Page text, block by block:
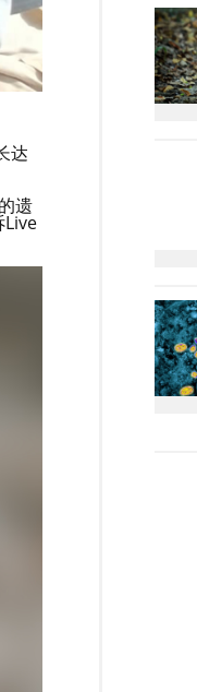
达
遗
Live